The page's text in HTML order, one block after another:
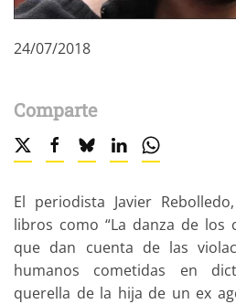
24/07/2018
Comparte
El periodista Javier
libros como “La danza de los
que dan cuenta de las
humanos cometidas en
querella de la hija de un ex